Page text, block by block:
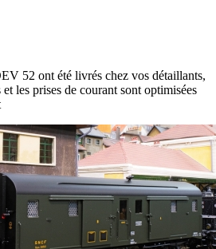
52 ont été livrés chez vos détaillants,
les prises de courant sont optimisées